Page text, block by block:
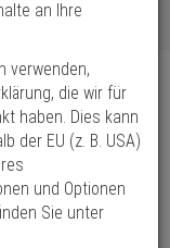
Schl.
an Ihre
verwenden,
die wir für
haben. Dies kann
der EU (z. B. USA)
und Optionen
Sie unter